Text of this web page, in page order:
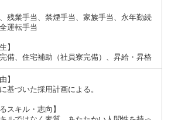
残業手当、禁煙手当、家族手当、永年勤続
運転手当
】
備、住宅補助（社員寮完備）、昇給・昇格
】
基づいた採用計画による。
スキル・志向】